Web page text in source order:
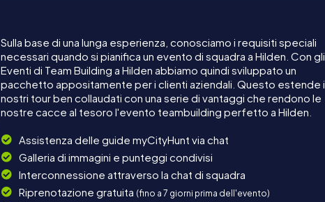
Sulla base di una lunga esperienza, conosciamo i requisiti speciali
necessari quando si pianifica un evento di squadra a Hilden. Con gli
Eventi di Team Building a Hilden abbiamo quindi sviluppato un
pacchetto appositamente per i clienti aziendali. Questo estende i
nostri tour ben collaudati con una serie di vantaggi che rendono le
nostre cacce al tesoro l'evento teambuilding perfetto a Hilden.
Assistenza delle guide myCityHunt via chat
Galleria di immagini e punteggi condivisi
Interconnessione attraverso la chat di squadra
Riprenotazione gratuita (fino a 7 giorni prima dell'evento)